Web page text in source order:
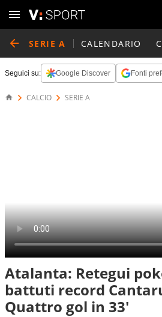
SERIE A CALENDARIO
Seguici su: Google Discover Fonti
CALCIO SERIE A
Atalanta: Retegui
battuti record
Quattro gol in 33'